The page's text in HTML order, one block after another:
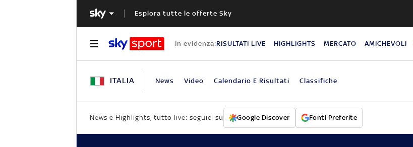
Esplora tutte le offerte Sky
In evidenza:RISULTATI LIVE HIGHLIGHTS MERCATO AMICHEVOLI
ITALIA News Video Calendario E Risultati Classifiche
News e Highlights, tutto live: seguici su Google Discover Fonti Preferite